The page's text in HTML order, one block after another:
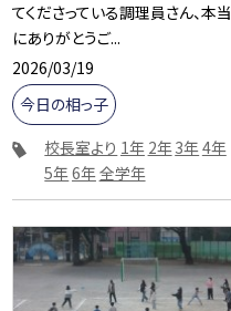
てくださっている調理員さん、本当
にありがとうご...
2026/03/19
今日の相っ子
校長室より 1年 2年3年4年
5年6年全学年